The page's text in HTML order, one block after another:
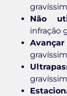
Não
infração